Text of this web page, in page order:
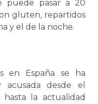
puede pasar a 20
gluten, repartidos
y el de la noche.
en España se ha
desde el
hasta la actualidad